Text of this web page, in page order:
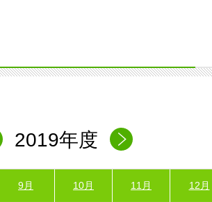
2019年度
9月 10月 11月 12月